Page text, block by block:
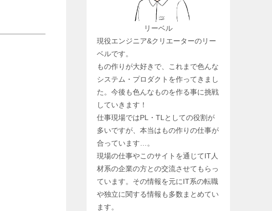
リーベル
現役エンジニア&クリエーターのリー
ベルです。
もの作りが大好きで、これまで色んな
システム・プロダクトを作ってきまし
た。今後も色んなものを作る事に挑戦
していきます！
仕事現場ではPL・TLとしての役割が
多いですが、本当はもの作りの仕事が
合っています…。
現場の仕事やこのサイトを通じてIT人
材系の企業の方との交流させてもらっ
ています。その情報を元にIT系の転職
や独立に関する情報も多数まとめてい
ます。